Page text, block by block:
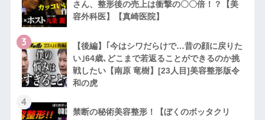
さん、整形後の売上は衝撃の〇〇倍！？【美
容外科医】【真崎医院】
3
【後編】｢今はシワだらけで…昔の顔に戻りた
い｣64歳､どこまで若返ることができるのか挑
戦したい【南原 竜樹】[23人目]美容整形版令
和の虎
4
禁断の秘術美容整形！【ぼくのボッタクリ